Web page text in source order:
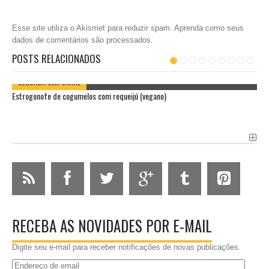
Esse site utiliza o Akismet para reduzir spam. Aprenda como seus
dados de comentários são processados
POSTS RELACIONADOS
SEGUNDA SEM CARNE
Estrogonofe de cogumelos com requeijú (vegano)
RECEBA AS NOVIDADES POR E-MAIL
Digite seu e-mail para receber notificações de novas publicações.
Endereço